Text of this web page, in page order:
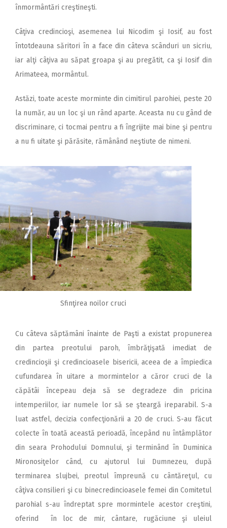
înmormântări creştineşti.
Câţiva credincioşi, asemenea lui Nicodim şi Iosif, au fost
întotdeauna săritori în a face din câteva scânduri un sicriu,
iar alţi câţiva au săpat groapa şi au pregătit, ca şi Iosif din
Arimateea, mormântul.
Astăzi, toate aceste morminte din cimitirul parohiei, peste 20
la număr, au un loc şi un rând aparte. Aceasta nu cu gând de
discriminare, ci tocmai pentru a fi îngrijite mai bine şi pentru
a nu fi uitate şi părăsite, rămânând neştiute de nimeni.
Sfinţirea noilor cruci
Cu câteva săptămâni înainte de Paşti a existat propunerea
din partea preotului paroh, îmbrăţişată imediat de
credincioşii şi credincioasele bisericii, aceea de a împiedica
cufundarea în uitare a mormintelor a căror cruci de la
căpătâi începeau deja să se degradeze din pricina
intemperiilor, iar numele lor să se şteargă ireparabil. S-a
luat astfel, decizia confecţionării a 20 de cruci. S-au făcut
colecte în toată această perioadă, începând nu întâmplător
din seara Prohodului Domnului, şi terminând în Duminica
Mironosiţelor când, cu ajutorul lui Dumnezeu, după
terminarea slujbei, preotul împreună cu cântăreţul, cu
câţiva consilieri şi cu binecredincioasele femei din Comitetul
parohial s-au îndreptat spre mormintele acestor creştini,
oferind în loc de mir, cântare, rugăciune şi uleiul